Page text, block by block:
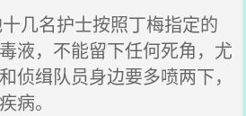
几名护士按照丁梅指定的
液，不能留下任何死角，尤
侦缉队员身边要多喷两下，
病。